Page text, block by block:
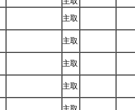
主取
主取
主取
主取